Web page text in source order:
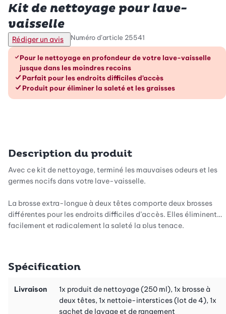
Kit de nettoyage pour lave-
vaisselle
Rédiger un avis Numéro d’article 25541
Les avantages en un coup d’œil
Pour le nettoyage en profondeur de votre lave-vaisselle
jusque dans les moindres recoins
Parfait pour les endroits difficiles d’accès
Produit pour éliminer la saleté et les graisses
Description du produit
Avec ce kit de nettoyage, terminé les mauvaises odeurs et les
germes nocifs dans votre lave-vaisselle.
La brosse extra-longue à deux têtes comporte deux brosses
différentes pour les endroits difficiles d’accès. Elles éliminent
facilement et radicalement la saleté la plus tenace.
flexible en matière synthétique, vous atteignez très facilement
nettoie-interstices est en microfibres de qualité. Il s’utilise sec
ou mouillé. Après utilisation, il peut se laver à 60°C et est donc
Spécification
Livraison
1x produit de nettoyage (250 ml), 1x brosse à
deux têtes, 1x nettoie-interstices (lot de 4), 1x
sachet de lavage et de rangement